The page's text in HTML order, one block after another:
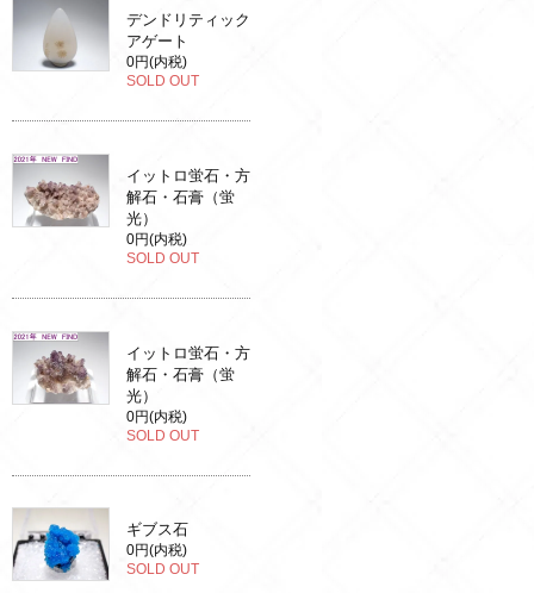
デンドリティック
アゲート
0円(内税)
SOLD OUT
イットロ蛍石・方
解石・石膏（蛍
光）
0円(内税)
SOLD OUT
イットロ蛍石・方
解石・石膏（蛍
光）
0円(内税)
SOLD OUT
ギブス石
0円(内税)
SOLD OUT